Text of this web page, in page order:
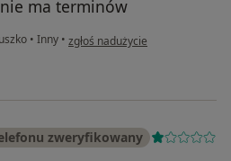
ma terminów
• Inny • w opinii użytkownika Anonim
zgłoś nadużycie
zweryfikowany